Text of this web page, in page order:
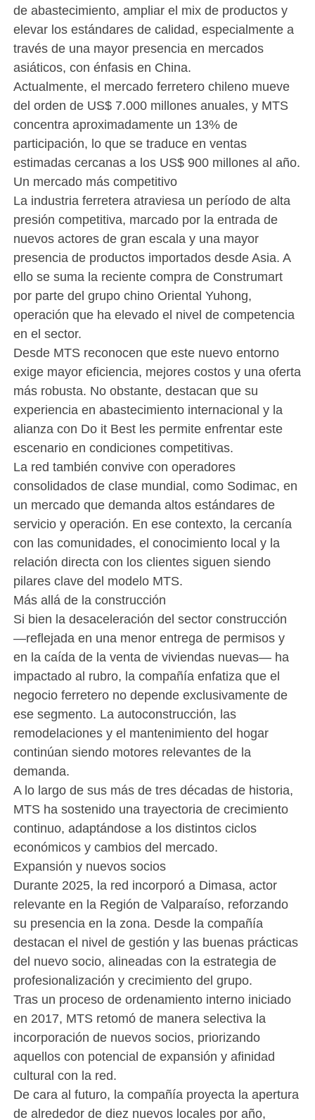
de abastecimiento, ampliar el mix de productos y
elevar los estándares de calidad, especialmente a
través de una mayor presencia en mercados
asiáticos, con énfasis en China.
Actualmente, el mercado ferretero chileno mueve
del orden de US$ 7.000 millones anuales, y MTS
concentra aproximadamente un 13% de
participación, lo que se traduce en ventas
estimadas cercanas a los US$ 900 millones al año.
Un mercado más competitivo
La industria ferretera atraviesa un período de alta
presión competitiva, marcado por la entrada de
nuevos actores de gran escala y una mayor
presencia de productos importados desde Asia. A
ello se suma la reciente compra de Construmart
por parte del grupo chino Oriental Yuhong,
operación que ha elevado el nivel de competencia
en el sector.
Desde MTS reconocen que este nuevo entorno
exige mayor eficiencia, mejores costos y una oferta
más robusta. No obstante, destacan que su
experiencia en abastecimiento internacional y la
alianza con Do it Best les permite enfrentar este
escenario en condiciones competitivas.
La red también convive con operadores
consolidados de clase mundial, como Sodimac, en
un mercado que demanda altos estándares de
servicio y operación. En ese contexto, la cercanía
con las comunidades, el conocimiento local y la
relación directa con los clientes siguen siendo
pilares clave del modelo MTS.
Más allá de la construcción
Si bien la desaceleración del sector construcción
—reflejada en una menor entrega de permisos y
en la caída de la venta de viviendas nuevas— ha
impactado al rubro, la compañía enfatiza que el
negocio ferretero no depende exclusivamente de
ese segmento. La autoconstrucción, las
remodelaciones y el mantenimiento del hogar
continúan siendo motores relevantes de la
demanda.
A lo largo de sus más de tres décadas de historia,
MTS ha sostenido una trayectoria de crecimiento
continuo, adaptándose a los distintos ciclos
económicos y cambios del mercado.
Expansión y nuevos socios
Durante 2025, la red incorporó a Dimasa, actor
relevante en la Región de Valparaíso, reforzando
su presencia en la zona. Desde la compañía
destacan el nivel de gestión y las buenas prácticas
del nuevo socio, alineadas con la estrategia de
profesionalización y crecimiento del grupo.
Tras un proceso de ordenamiento interno iniciado
en 2017, MTS retomó de manera selectiva la
incorporación de nuevos socios, priorizando
aquellos con potencial de expansión y afinidad
cultural con la red.
De cara al futuro, la compañía proyecta la apertura
de alrededor de diez nuevos locales por año,